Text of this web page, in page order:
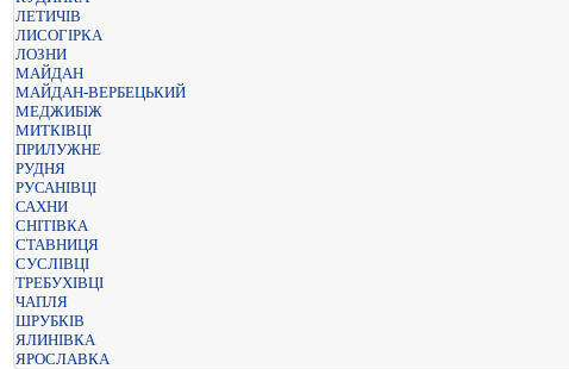
ЛЕТИЧІВ
ЛИСОГІРКА
ЛОЗНИ
МАЙДАН
МАЙДАН-ВЕРБЕЦЬКИЙ
МЕДЖИБІЖ
МИТКІВЦІ
ПРИЛУЖНЕ
РУДНЯ
РУСАНІВЦІ
САХНИ
СНІТІВКА
СТАВНИЦЯ
СУСЛІВЦІ
ТРЕБУХІВЦІ
ЧАПЛЯ
ШРУБКІВ
ЯЛИНІВКА
ЯРОСЛАВКА